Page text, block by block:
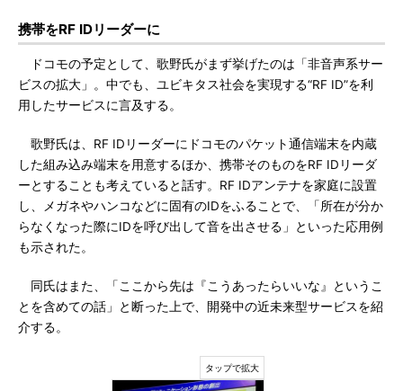
携帯をRF IDリーダーに
ドコモの予定として、歌野氏がまず挙げたのは「非音声系サー
ビスの拡大」。中でも、ユビキタス社会を実現する“RF ID”を利
用したサービスに言及する。
歌野氏は、RF IDリーダーにドコモのパケット通信端末を内蔵
した組み込み端末を用意するほか、携帯そのものをRF IDリーダ
ーとすることも考えていると話す。RF IDアンテナを家庭に設置
し、メガネやハンコなどに固有のIDをふることで、「所在が分か
らなくなった際にIDを呼び出して音を出させる」といった応用例
も示された。
同氏はまた、「ここから先は『こうあったらいいな』というこ
とを含めての話」と断った上で、開発中の近未来型サービスを紹
介する。